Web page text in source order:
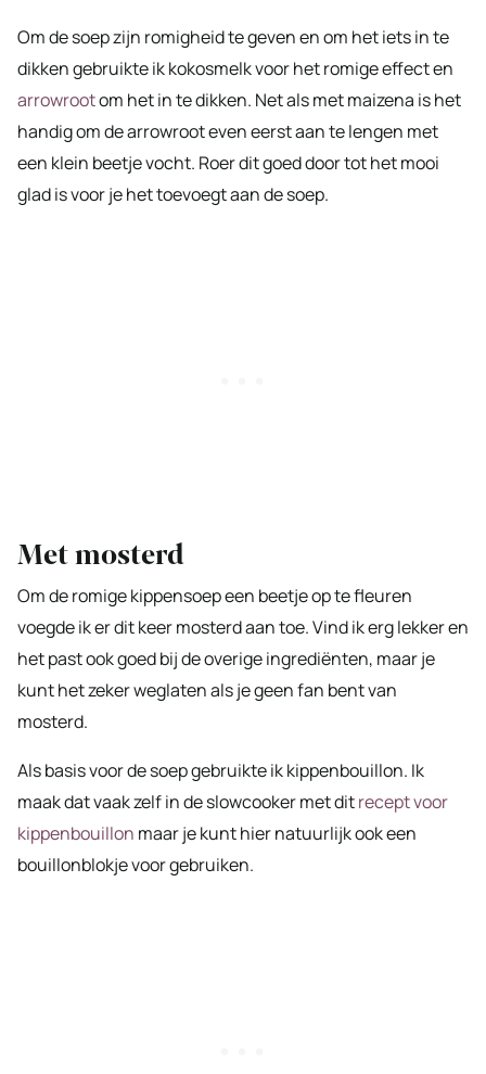
Om de soep zijn romigheid te geven en om het iets in te
dikken gebruikte ik kokosmelk voor het romige effect en
arrowrootom het in te dikken. Net als met maizena is het
handig om de arrowroot even eerst aan te lengen met
een klein beetje vocht. Roer dit goed door tot het mooi
glad is voor je het toevoegt aan de soep.
Met mosterd
Om de romige kippensoep een beetje op te fleuren
voegde ik er dit keer mosterd aan toe. Vind ik erg lekker en
het past ook goed bij de overige ingrediënten, maar je
kunt het zeker weglaten als je geen fan bent van
mosterd.
Als basis voor de soep gebruikte ik kippenbouillon. Ik
maak dat vaak zelf in de slowcooker met ditrecept voor
kippenbouillon maar je kunt hier natuurlijk ook een
bouillonblokje voor gebruiken.